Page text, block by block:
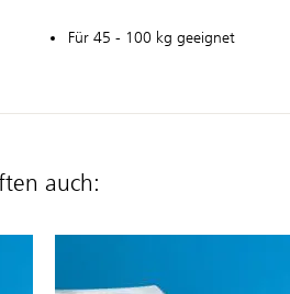
Für 45 - 100 kg geeignet
auch: